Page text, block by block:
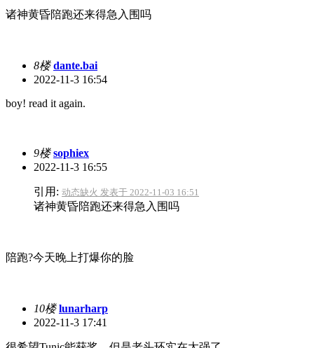
诸神黄昏陪跑还来得急入围吗
8楼 dante.bai
2022-11-3 16:54
boy! read it again.
9楼 sophiex
2022-11-3 16:55
引用: 动态缺火 发表于 2022-11-03 16:51
诸神黄昏陪跑还来得急入围吗
陪跑?今天晚上打爆你的脸
10楼 lunarharp
2022-11-3 17:41